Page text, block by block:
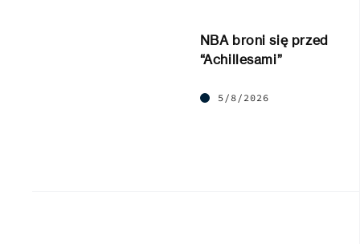
NBA broni się przed
“Achillesami”
5/8/2026